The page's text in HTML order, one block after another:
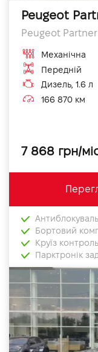
Peugeot
Peugeot Partner
Механічна
Передній
Дизель, 1.6 л
166 870 км
7 868 грн/
Бортовий
Круїз контроль
Парктронік